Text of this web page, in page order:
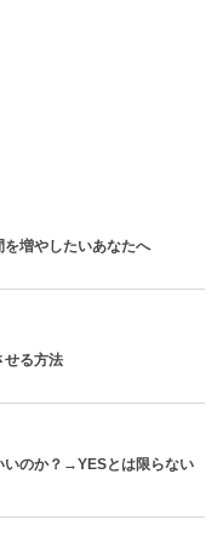
を増やしたいあなたへ
せる方法
いのか？→YESとは限らない